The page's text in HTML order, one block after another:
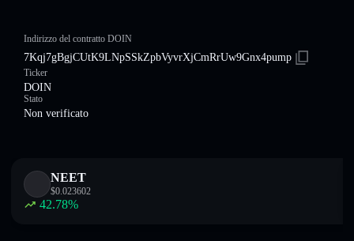
Indirizzo del contratto DOIN
7Kqj7gBgjCUtK9LNpSSkZpbVyvrXjCmRrUw9Gnx4pump
Ticker
DOIN
Stato
Non verificato
NEET
$0.023602
42.78%